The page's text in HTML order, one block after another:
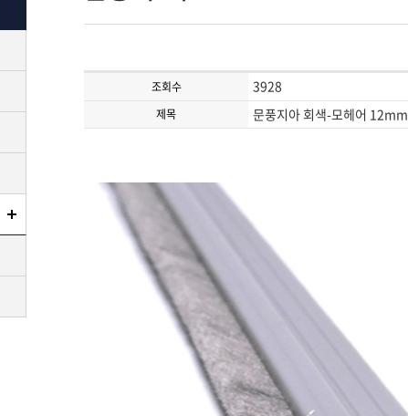
조회수 3928
제목 문풍지아 회색-모헤어 12mm